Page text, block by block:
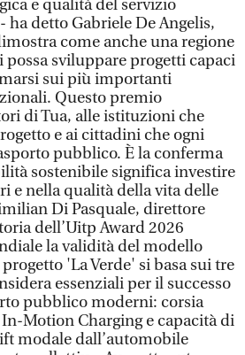
e qualità del servizio
ha detto Gabriele De Angelis,
come anche una regione
sviluppare progetti capaci
sui più importanti
Questo premio
di Tua, alle istituzioni che
e ai cittadini che ogni
pubblico. È la conferma
sostenibile significa investire
e nella qualità della vita delle
Di Pasquale, direttore
dell’Uitp Award 2026
la validità del modello
'La Verde' si basa sui tre
essenziali per il successo
pubblico moderni: corsia
Motion Charging e capacità di
modale dall’automobile